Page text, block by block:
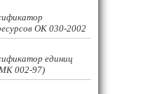
ОК 030-2002
единиц
002-97)